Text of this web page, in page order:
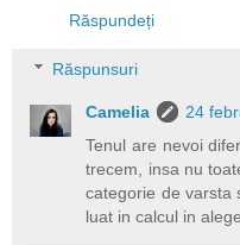
Răspundeți
Răspunsuri
Camelia
24
Tenul are nevoi
trecem, insa nu
categorie de varsta
luat in calcul in